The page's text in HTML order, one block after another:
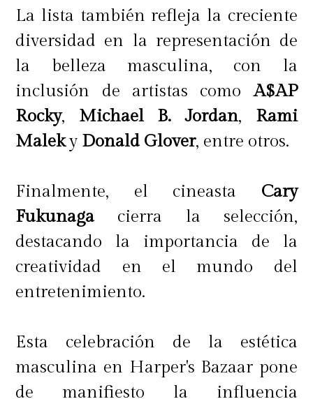
La lista también refleja la creciente
diversidad en la representación de
la belleza masculina, con la
inclusión de artistas comoA$AP
Rocky, Michael B. Jordan, Rami
MalekyDonald Glover, entre otros.
Finalmente, el cineasta Cary
Fukunagacierra la selección,
destacando la importancia de la
creatividad en el mundo del
entretenimiento.
Esta celebración de la estética
masculina en Harper's Bazaar pone
de manifiesto la influencia